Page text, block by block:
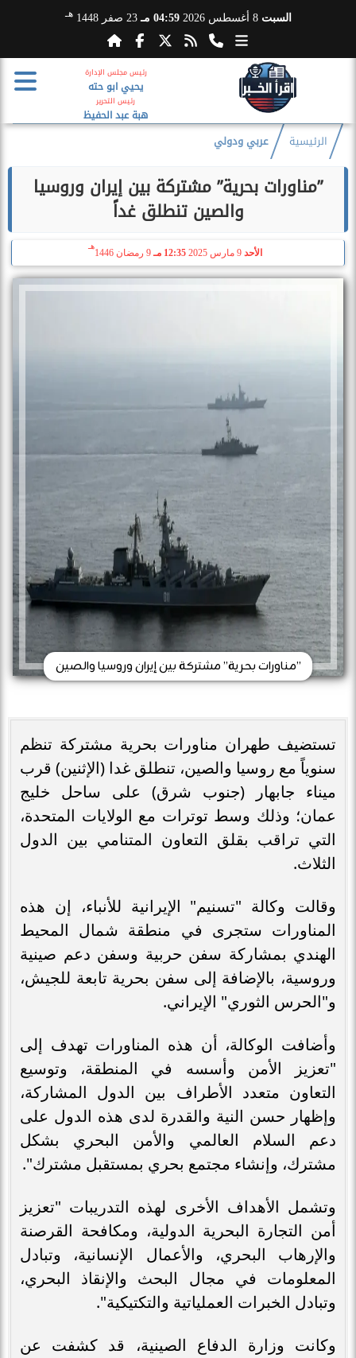
السبت 8 أغسطس 2026 04:59 مـ 23 صفر 1448 هـ
رئيس مجلس الإدارة
يحيي ابو حته
رئيس التحرير
هبة عبد الحفيظ
الرئيسية عربي ودولي
”مناورات بحرية” مشتركة بين إيران وروسيا
والصين تنطلق غداً
الأحد 9 مارس 2025 12:35 مـ 9 رمضان 1446
هـ
”مناورات بحرية” مشتركة بين إيران وروسيا والصين
تستضيف طهران مناورات بحرية مشتركة تنظم
سنوياً مع روسيا والصين، تنطلق غدا (الإثنين) قرب
ميناء جابهار (جنوب شرق) على ساحل خليج
عمان؛ وذلك وسط توترات مع الولايات المتحدة،
التي تراقب بقلق التعاون المتنامي بين الدول
الثلاث.
وقالت وكالة "تسنيم" الإيرانية للأنباء، إن هذه
المناورات ستجرى في منطقة شمال المحيط
الهندي بمشاركة سفن حربية وسفن دعم صينية
وروسية، بالإضافة إلى سفن بحرية تابعة للجيش،
و"الحرس الثوري" الإيراني.
وأضافت الوكالة، أن هذه المناورات تهدف إلى
"تعزيز الأمن وأسسه في المنطقة، وتوسيع
التعاون متعدد الأطراف بين الدول المشاركة،
وإظهار حسن النية والقدرة لدى هذه الدول على
دعم السلام العالمي والأمن البحري بشكل
مشترك، وإنشاء مجتمع بحري بمستقبل مشترك".
وتشمل الأهداف الأخرى لهذه التدريبات "تعزيز
أمن التجارة البحرية الدولية، ومكافحة القرصنة
والإرهاب البحري، والأعمال الإنسانية، وتبادل
المعلومات في مجال البحث والإنقاذ البحري،
وتبادل الخبرات العملياتية والتكتيكية".
وكانت وزارة الدفاع الصينية، قد كشفت عن